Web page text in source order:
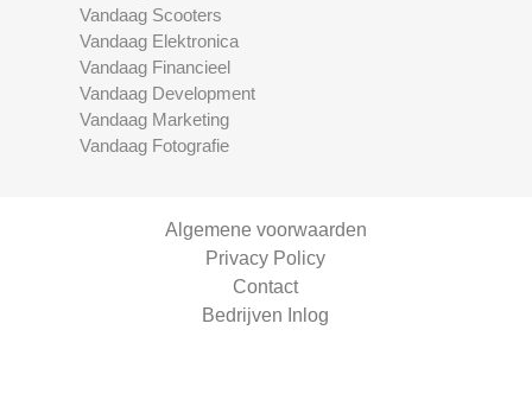
Vandaag Scooters
Vandaag Elektronica
Vandaag Financieel
Vandaag Development
Vandaag Marketing
Vandaag Fotografie
Algemene voorwaarden
Privacy Policy
Contact
Bedrijven Inlog